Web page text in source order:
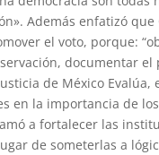
Además enfatizó que
el voto, porque:
documentar
de México
en la importancia de
a fortalecer las
de someterlas a